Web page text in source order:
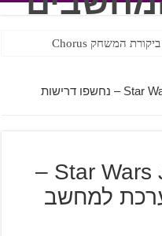
Star Wars Jedi: Fallen Order – נחשפו דרישות
Star Wars Jedi: Fallen Order –
למחשב